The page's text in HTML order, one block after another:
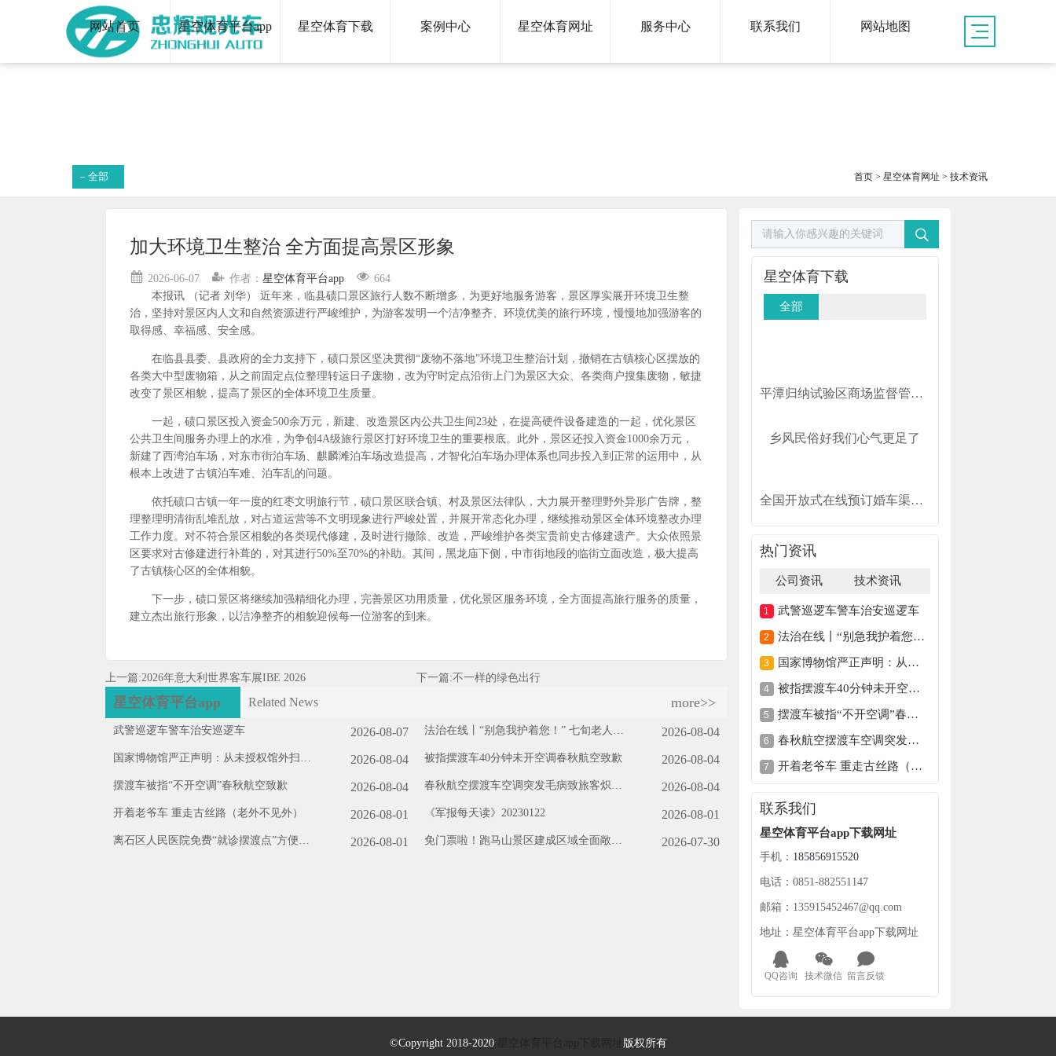
网站首页 星空体育平台app 星空体育下载 案例中心 星空体育网址 服务中心 联系我们 网站地图
全部 首页 > 星空体育网址 > 技术资讯
加大环境卫生整治 全方面提高景区形象
2026-06-07 作者：星空体育平台app
664
本报讯 （记者 刘华） 近年来，临县碛口景区旅行人数不断增多，为更好地服务游客，景区厚实展开环境卫生整
治，坚持对景区内人文和自然资源进行严峻维护，为游客发明一个洁净整齐、环境优美的旅行环境，慢慢地加强游客的
取得感、幸福感、安全感。
在临县县委、县政府的全力支持下，碛口景区坚决贯彻“废物不落地”环境卫生整治计划，撤销在古镇核心区摆放的
各类大中型废物箱，从之前固定点位整理转运日子废物，改为守时定点沿街上门为景区大众、各类商户搜集废物，敏捷
改变了景区相貌，提高了景区的全体环境卫生质量。
一起，碛口景区投入资金500余万元，新建、改造景区内公共卫生间23处，在提高硬件设备建造的一起，优化景区
公共卫生间服务办理上的水准，为争创4A级旅行景区打好环境卫生的重要根底。此外，景区还投入资金1000余万元，
新建了西湾泊车场，对东市街泊车场、麒麟滩泊车场改造提高，才智化泊车场办理体系也同步投入到正常的运用中，从
根本上改进了古镇泊车难、泊车乱的问题。
依托碛口古镇一年一度的红枣文明旅行节，碛口景区联合镇、村及景区法律队，大力展开整理野外异形广告牌，整
理整理明清街乱堆乱放，对占道运营等不文明现象进行严峻处置，并展开常态化办理，继续推动景区全体环境整改办理
工作力度。对不符合景区相貌的各类现代修建，及时进行撤除、改造，严峻维护各类宝贵前史古修建遗产。大众依照景
区要求对古修建进行补葺的，对其进行50%至70%的补助。其间，黑龙庙下侧，中市街地段的临街立面改造，极大提高
了古镇核心区的全体相貌。
下一步，碛口景区将继续加强精细化办理，完善景区功用质量，优化景区服务环境，全方面提高旅行服务的质量，
建立杰出旅行形象，以洁净整齐的相貌迎候每一位游客的到来。
上一篇:2026年意大利世界客车展IBE 2026 下一篇:不一样的绿色出行
星空体育平台app Related News more>>
武警巡逻车警车治安巡逻车 2026-08-07
法治在线丨“别急我护着您！” 七旬老人晕
2026-08-04
国家博物馆严正声明：从未授权馆外扫码
2026-08-04 被指摆渡车40分钟未开空调春秋航空致歉 2026-08-04
摆渡车被指“不开空调”春秋航空致歉 2026-08-04
春秋航空摆渡车空调突发毛病致旅客炽热
2026-08-04
开着老爷车 重走古丝路（老外不见外） 2026-08-01 《军报每天读》20230122 2026-08-01
离石区人民医院免费“就诊摆渡点”方便群
2026-08-01
免门票啦！跑马山景区建成区域全面敞开
2026-07-30
星空体育下载
全部
平潭归纳试验区商场监督管理局关于68海里景区观光车车票收费规范的告诉
乡风民俗好我们心气更足了
全国开放式在线预订婚车渠道——口袋婚车！
热门资讯
公司资讯 技术资讯
武警巡逻车警车治安巡逻车
法治在线丨“别急我护着您！” 七旬老人晕倒 民警暖心守护
国家博物馆严正声明：从未授权馆外扫码（2026·08·03）
被指摆渡车40分钟未开空调春秋航空致歉
摆渡车被指“不开空调”春秋航空致歉
春秋航空摆渡车空调突发毛病致旅客炽热各方观念
开着老爷车 重走古丝路（老外不见外）
联系我们
星空体育平台app下载网址
手机： 185856915520
电话：0851-882551147
邮箱：135915452467@qq.com
地址：星空体育平台app下载网址
QQ咨询 技术微信 留言反馈
©Copyright 2018-2020 版权所有